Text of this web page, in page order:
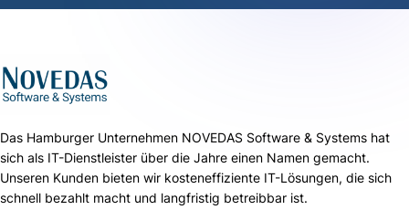
Das Hamburger Unternehmen NOVEDAS Software & Systems hat
sich als IT-Dienstleister über die Jahre einen Namen gemacht.
Unseren Kunden bieten wir kosteneffiziente IT-Lösungen, die sich
schnell bezahlt macht und langfristig betreibbar ist.